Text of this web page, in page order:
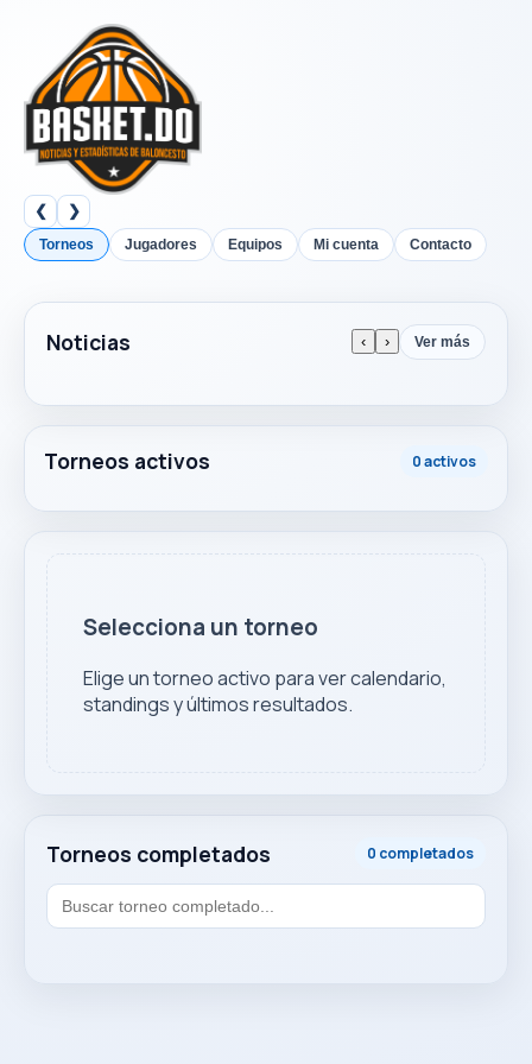
❮ ❯
Torneos Jugadores Equipos Mi cuenta Contacto
Noticias ‹ › Ver más
Torneos activos 0 activos
Torneos completados 0 completados
Selecciona un torneo
Elige un torneo activo para ver calendario,
standings y últimos resultados.